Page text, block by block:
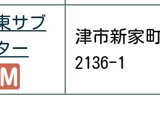
サブ
ー
津市新家
2136-1